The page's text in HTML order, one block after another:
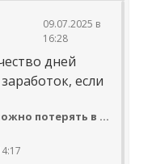
09.07.2025 в
16:28
дней
если
Взяв отпуск в мае, можно потерять в деньгах